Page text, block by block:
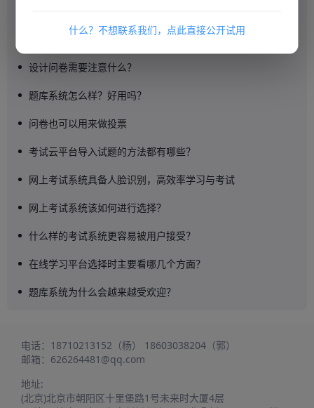
在线学习平台选择时需要注意哪些方面？
设计问卷需要注意什么？
题库系统怎么样？好用吗？
问卷也可以用来做投票
考试云平台导入试题的方法都有哪些？
网上考试系统具备人脸识别，高效率学习与考试
网上考试系统该如何进行选择？
什么样的考试系统更容易被用户接受？
在线学习平台选择时主要看哪几个方面？
题库系统为什么会越来越受欢迎？
电话： 18710213152（杨）
18603038204（郭）
邮箱： 626264481@qq.com
地址:
(北京)北京市朝阳区十里堡路1号未来时大厦4层
什么？不想联系我们，点此直接公开试用